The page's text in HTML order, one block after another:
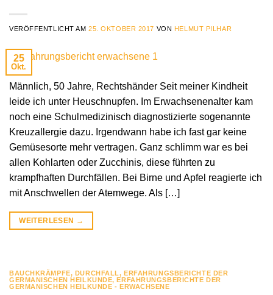
VERÖFFENTLICHT AM25. OKTOBER 2017 VON HELMUT PILHAR
25
Okt.
Männlich, 50 Jahre, Rechtshänder Seit meiner Kindheit
leide ich unter Heuschnupfen. Im Erwachsenenalter kam
noch eine Schulmedizinisch diagnostizierte sogenannte
Kreuzallergie dazu. Irgendwann habe ich fast gar keine
Gemüsesorte mehr vertragen. Ganz schlimm war es bei
allen Kohlarten oder Zucchinis, diese führten zu
krampfhaften Durchfällen. Bei Birne und Apfel reagierte ich
mit Anschwellen der Atemwege. Als […]
WEITERLESEN →
BAUCHKRÄMPFE, DURCHFALL,ERFAHRUNGSBERICHTE DER
GERMANISCHEN HEILKUNDE,ERFAHRUNGSBERICHTE DER
GERMANISCHEN HEILKUNDE - ERWACHSENE